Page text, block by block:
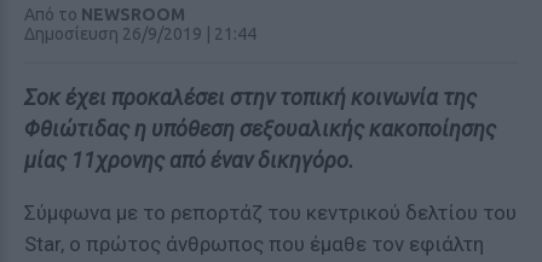
Από το NEWSROOM
Δημοσίευση 26/9/2019 | 21:44
Σοκ έχει προκαλέσει στην τοπική κοινωνία της
Φθιώτιδας η υπόθεση σεξουαλικής κακοποίησης
μίας 11χρονης από έναν δικηγόρο.
Σύμφωνα με το ρεπορτάζ του κεντρικού δελτίου του
Star, ο πρώτος άνθρωπος που έμαθε τον εφιάλτη